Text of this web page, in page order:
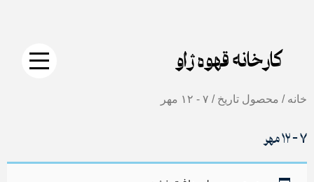
contentکارخانه قهوه ژاو
خانه / محصول تاریخ / ۷ - ۱۲ مهر
۷ - ۱۲ مهر